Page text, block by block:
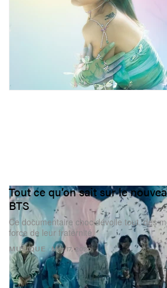
MUSIQUE
Tout ce qu’on sait sur le
BTS
Ce documentaire choc dévoile tout, des
force de leur fraternité.
Mar 17, 2026